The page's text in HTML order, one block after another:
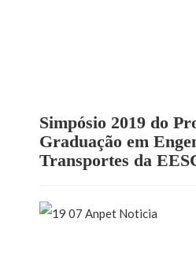
Simpósio 2019 do
Graduação em
Transportes da